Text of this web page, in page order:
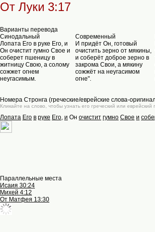
От Луки 3:17
Варианты перевода
Синодальный
Лопата Его в руке Его, и
Он очистит гумно Свое и
соберет пшеницу в
житницу Свою, а солому
сожжет огнем
неугасимым.
Современный
И придёт Он, готовый
очистить зерно от мякины,
и соберёт доброе зерно в
закрома Свои, а мякину
сожжёт на неугасимом
огне".
Номера Стронга (греческие/еврейские слова-
Кликайте на слово, чтобы узнать его греческий или еврейский
Лопата Его в руке Его, и Он очистит гумно Свое и
Параллельные места
Исаия 30:24
Михей 4:12
От Матфея 13:30